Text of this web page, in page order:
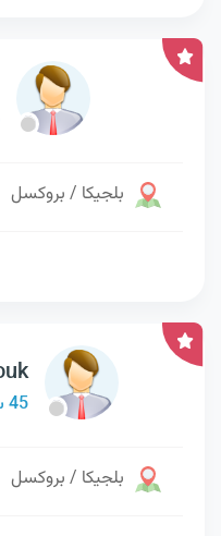
بلجيكا / بروكسل
45 سنة من المغرب
بلجيكا / بروكسل